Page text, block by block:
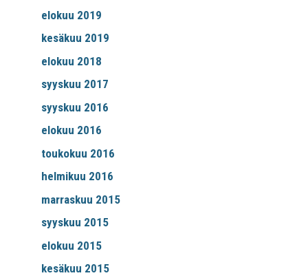
elokuu 2019
kesäkuu 2019
elokuu 2018
syyskuu 2017
syyskuu 2016
elokuu 2016
toukokuu 2016
helmikuu 2016
marraskuu 2015
syyskuu 2015
elokuu 2015
kesäkuu 2015